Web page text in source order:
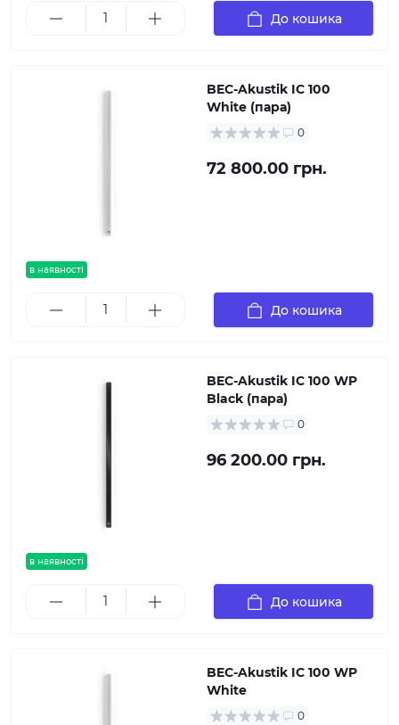
До кошика
в наявності
BEC-Akustik IC 100
White (пара)
0
72 800.00 грн.
До кошика
в наявності
BEC-Akustik IC 100 WP
Black (пара)
0
96 200.00 грн.
До кошика
BEC-Akustik IC 100 WP
White
0